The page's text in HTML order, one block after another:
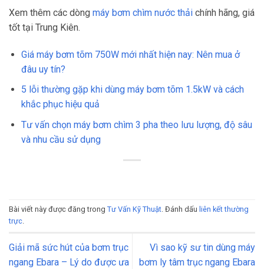
Xem thêm các dòng máy bơm chìm nước thải chính hãng, giá
tốt tại Trung Kiên.
Giá máy bơm tõm 750W mới nhất hiện nay: Nên mua ở
đâu uy tín?
5 lỗi thường gặp khi dùng máy bơm tõm 1.5kW và cách
khắc phục hiệu quả
Tư vấn chọn máy bơm chìm 3 pha theo lưu lượng, độ sâu
và nhu cầu sử dụng
Bài viết này được đăng trong Tư Vấn Kỹ Thuật. Đánh dấu liên kết thường
trực.
Giải mã sức hút của bơm trục
ngang Ebara – Lý do được ưa
Vì sao kỹ sư tin dùng máy
bơm ly tâm trục ngang Ebara